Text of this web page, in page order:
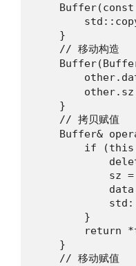
    }
    // 移动构造
other.sz
    }
    // 拷贝赋值
Buffer&
if
sz =
        }
return
    }
    // 移动赋值